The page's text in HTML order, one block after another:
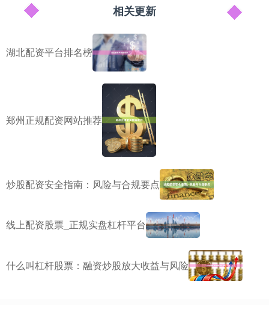
相关更新
湖北配资平台排名榜
郑州正规配资网站推荐
炒股配资安全指南：风险与合规要点
线上配资股票_正规实盘杠杆平台
什么叫杠杆股票：融资炒股放大收益与风险